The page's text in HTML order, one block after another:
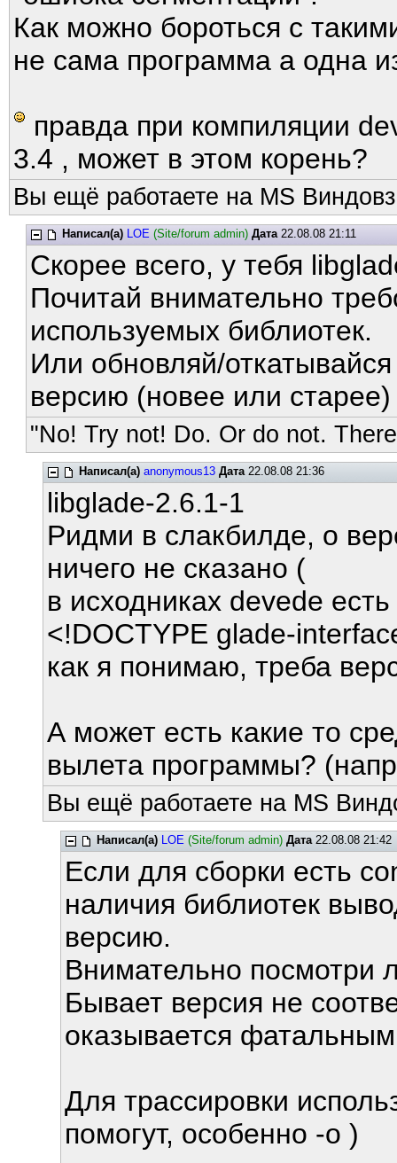
Как можно бороться с
не сама программа а одна
правда при компиляции
3.4 , может в этом корень?
Вы ещё работаете на MS
Написал(а) LOE (Site/forum admin) Дата22.08.08 21:11
Скорее всего, у тебя
Почитай внимательно
используемых библиотек.
Или обновляй/
версию (новее или
"No! Try not! Do. Or do not.
Написал(а) anonymous13 Дата22.08.08 21:36
libglade-2.6.1-1
Ридми в слакбилде, о
ничего не сказано (
в исходниках devede
<!DOCTYPE glade-
как я понимаю, треба
А может есть какие то
вылета программы?
Вы ещё работаете на MS
Написал(а) LOE (Site/forum admin) Дата22.08.08 21:42
Если для сборки есть
наличия библиотек
версию.
Внимательно посмотри
Бывает версия не
оказывается
Для трассировки
помогут, особенно -o )